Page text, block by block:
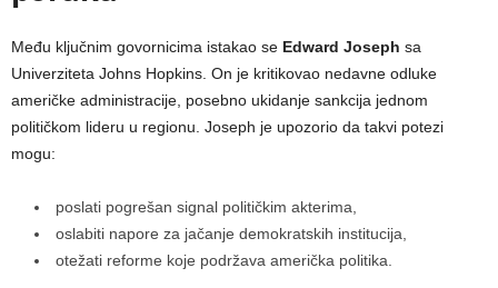
Među ključnim govornicima istakao se Edward Joseph sa
Univerziteta Johns Hopkins. On je kritikovao nedavne odluke
američke administracije, posebno ukidanje sankcija jednom
političkom lideru u regionu. Joseph je upozorio da takvi potezi
mogu:
poslati pogrešan signal političkim akterima,
oslabiti napore za jačanje demokratskih institucija,
otežati reforme koje podržava američka politika.